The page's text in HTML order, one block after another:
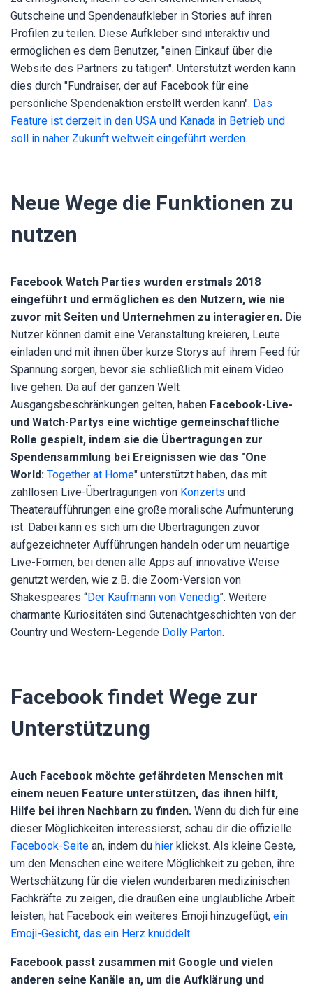
Gutscheine und Spendenaufkleber in Stories auf ihren
Profilen zu teilen. Diese Aufkleber sind interaktiv und
ermöglichen es dem Benutzer, "einen Einkauf über die
Website des Partners zu tätigen". Unterstützt werden kann
dies durch "Fundraiser, der auf Facebook für eine
persönliche Spendenaktion erstellt werden kann". Das
Feature ist derzeit in den USA und Kanada in Betrieb und
soll in naher Zukunft weltweit eingeführt werden.
Neue Wege die Funktionen zu
nutzen
Facebook Watch Parties wurden erstmals 2018
eingeführt und ermöglichen es den Nutzern, wie nie
zuvor mit Seiten und Unternehmen zu interagieren. Die
Nutzer können damit eine Veranstaltung kreieren, Leute
einladen und mit ihnen über kurze Storys auf ihrem Feed für
Spannung sorgen, bevor sie schließlich mit einem Video
live gehen. Da auf der ganzen Welt
Ausgangsbeschränkungen gelten, haben Facebook-Live-
und Watch-Partys eine wichtige gemeinschaftliche
Rolle gespielt, indem sie die Übertragungen zur
Spendensammlung bei Ereignissen wie das "One
World: Together at Home" unterstützt haben, das mit
zahllosen Live-Übertragungen von Konzerts und
Theateraufführungen eine große moralische Aufmunterung
ist. Dabei kann es sich um die Übertragungen zuvor
aufgezeichneter Aufführungen handeln oder um neuartige
Live-Formen, bei denen alle Apps auf innovative Weise
genutzt werden, wie z.B. die Zoom-Version von
Shakespeares “Der Kaufmann von Venedig”. Weitere
charmante Kuriositäten sind Gutenachtgeschichten von der
Country und Western-Legende Dolly Parton.
Facebook findet Wege zur
Unterstützung
Auch Facebook möchte gefährdeten Menschen mit
einem neuen Feature unterstützen, das ihnen hilft,
Hilfe bei ihren Nachbarn zu finden. Wenn du dich für eine
dieser Möglichkeiten interessierst, schau dir die offizielle
Facebook-Seite an, indem du hier klickst. Als kleine Geste,
um den Menschen eine weitere Möglichkeit zu geben, ihre
Wertschätzung für die vielen wunderbaren medizinischen
Fachkräfte zu zeigen, die draußen eine unglaubliche Arbeit
leisten, hat Facebook ein weiteres Emoji hinzugefügt, ein
Emoji-Gesicht, das ein Herz knuddelt.
Facebook passt zusammen mit Google und vielen
anderen seine Kanäle an, um die Aufklärung und